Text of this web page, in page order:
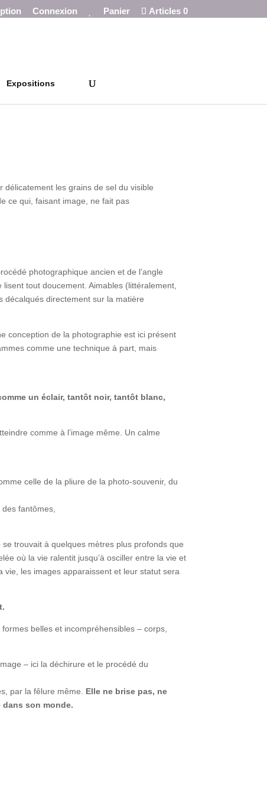
Connexion
e
d
e
o
Panier Articles 0
Expositions
les grains de sel du visible
ce qui, faisant image, ne fait pas
photographique ancien et de l’angle
tout doucement. Aimables (littéralement,
décalqués directement sur la matière
conception de la photographie est ici présent
comme une technique à part, mais
un éclair, tantôt noir, tantôt blanc,
comme à l’image même. Un calme
celle de la pliure de la photo-souvenir, du
fantômes,
trouvait à quelques mètres plus profonds que
où la vie ralentit jusqu’à osciller entre la vie et
les images apparaissent et leur statut sera
belles et incompréhensibles – corps,
– ici la déchirure et le procédé du
par la fêlure même. Elle ne brise pas, ne
dans son monde.